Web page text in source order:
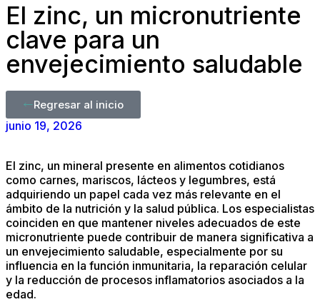
El zinc, un micronutriente
clave para un
envejecimiento saludable
Regresar al inicio
junio 19, 2026
El zinc, un mineral presente en alimentos cotidianos
como carnes, mariscos, lácteos y legumbres, está
adquiriendo un papel cada vez más relevante en el
ámbito de la nutrición y la salud pública. Los especialistas
coinciden en que mantener niveles adecuados de este
micronutriente puede contribuir de manera significativa a
un envejecimiento saludable, especialmente por su
influencia en la función inmunitaria, la reparación celular
y la reducción de procesos inflamatorios asociados a la
edad.